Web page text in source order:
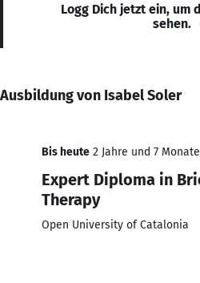
Logg Dich jetzt ein, um
sehen.
Ausbildung von Isabel Soler
Bis heute 2 Jahre und 7
Expert Diploma in
Therapy
Open University of Catalonia